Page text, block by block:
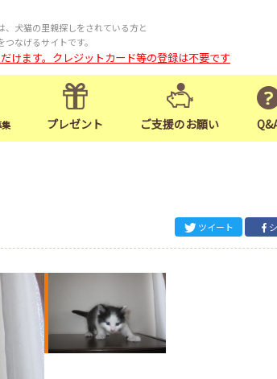
、犬猫の里親探しをされている方と
なげるサイトです。
けます。クレジットカード等の登録は不要です
プレゼント ご支援のお願い
ツイート